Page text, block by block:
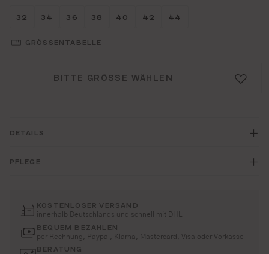
Größe wählen
32 Größe wählen
34 Größe wählen
36 Größe wählen
38 Größe wählen
40 Größe wählen
42 Größe wählen
44
GRÖSSENTABELLE
BITTE GRÖSSE WÄHLEN
DETAILS
PFLEGE
KOSTENLOSER VERSAND
innerhalb Deutschlands und schnell mit DHL
BEQUEM BEZAHLEN
per Rechnung, Paypal, Klarna, Mastercard, Visa oder Vorkasse
BERATUNG